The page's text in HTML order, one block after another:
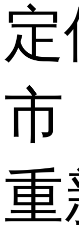
市
重